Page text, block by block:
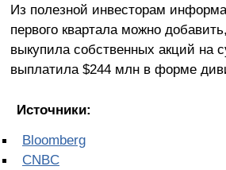
Из полезной инвесторам
первого квартала можно
выкупила собственных акций на
выплатила $244 млн в форме
Источники:
Bloomberg
CNBC